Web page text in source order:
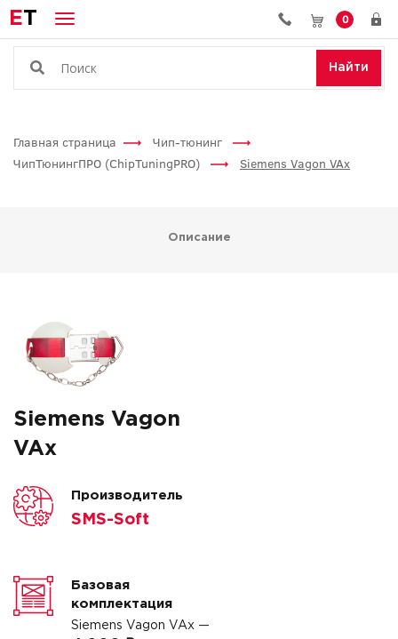
ET 0
Найти
Главная страница
Чип-тюнинг
ЧипТюнингПРО (ChipTuningPRO)
Siemens Vagon VAx
Описание
Siemens Vagon
VAx
Производитель
SMS-Soft
Базовая
комплектация
Siemens Vagon VAx —